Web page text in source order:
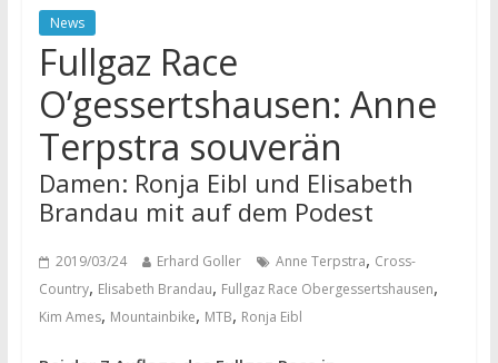
News
Fullgaz Race
O’gessertshausen: Anne
Terpstra souverän
Damen: Ronja Eibl und Elisabeth
Brandau mit auf dem Podest
2019/03/24 Erhard Goller Anne Terpstra, Cross-
Country, Elisabeth Brandau, Fullgaz Race Obergessertshausen,
Kim Ames, Mountainbike, MTB, Ronja Eibl